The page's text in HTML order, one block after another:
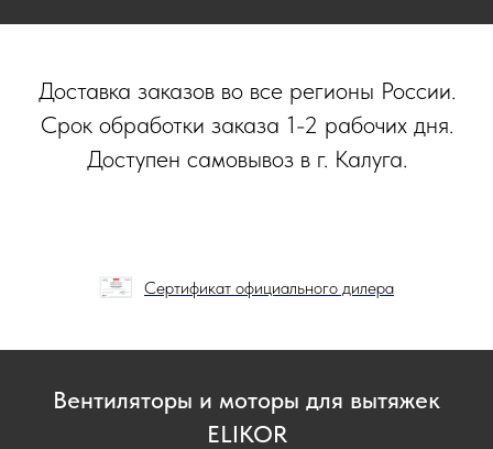
Доставка заказов во все регионы России.
Срок обработки заказа 1-2 рабочих дня.
Доступен самовывоз в г. Калуга.
Сертификат официального дилера
Вентиляторы и моторы для вытяжек
ELIKOR